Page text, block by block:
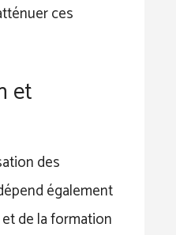
ces
et
des
également
de la formation